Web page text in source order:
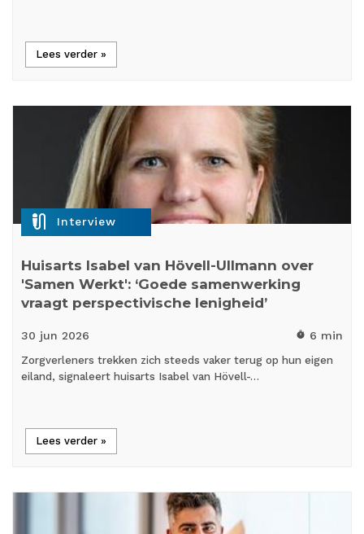
Lees verder »
mic_external_on Interview
Huisarts Isabel van Hövell-Ullmann over
'Samen Werkt': ‘Goede samenwerking
vraagt perspectivische lenigheid’
30 jun 2026 timer 6 min
Zorgverleners trekken zich steeds vaker terug op hun eigen
eiland, signaleert huisarts Isabel van Hövell-…
Lees verder »